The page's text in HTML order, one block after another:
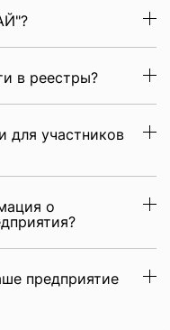
в реестры?
для участников
о
предприятие